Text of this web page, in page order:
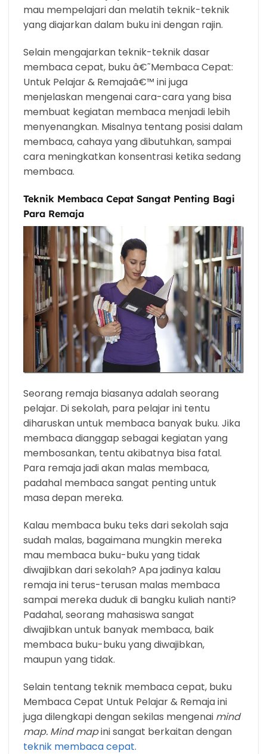
mau mempelajari dan melatih teknik-teknik
yang diajarkan dalam buku ini dengan rajin.
Selain mengajarkan teknik-teknik dasar
membaca cepat, buku â€˜Membaca Cepat:
Untuk Pelajar & Remajaâ€™ ini juga
menjelaskan mengenai cara-cara yang bisa
membuat kegiatan membaca menjadi lebih
menyenangkan. Misalnya tentang posisi dalam
membaca, cahaya yang dibutuhkan, sampai
cara meningkatkan konsentrasi ketika sedang
membaca.
Teknik Membaca Cepat Sangat Penting Bagi
Para Remaja
Seorang remaja biasanya adalah seorang
pelajar. Di sekolah, para pelajar ini tentu
diharuskan untuk membaca banyak buku. Jika
membaca dianggap sebagai kegiatan yang
membosankan, tentu akibatnya bisa fatal.
Para remaja jadi akan malas membaca,
padahal membaca sangat penting untuk
masa depan mereka.
Kalau membaca buku teks dari sekolah saja
sudah malas, bagaimana mungkin mereka
mau membaca buku-buku yang tidak
diwajibkan dari sekolah? Apa jadinya kalau
remaja ini terus-terusan malas membaca
sampai mereka duduk di bangku kuliah nanti?
Padahal, seorang mahasiswa sangat
diwajibkan untuk banyak membaca, baik
membaca buku-buku yang diwajibkan,
maupun yang tidak.
Selain tentang teknik membaca cepat, buku
Membaca Cepat Untuk Pelajar & Remaja ini
juga dilengkapi dengan sekilas mengenai mind
map. Mind mapini sangat berkaitan dengan
teknik membaca cepat.